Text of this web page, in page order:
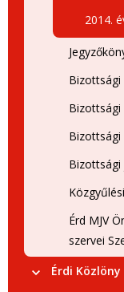
2014.
Bizottsági
Érd MJV
szervei
Érdi Közlöny